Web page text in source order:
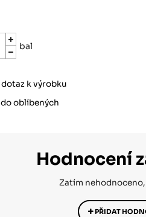
bal
dotaz k výrobku
do oblíbených
Hodnocení
Zatím
PŘIDAT